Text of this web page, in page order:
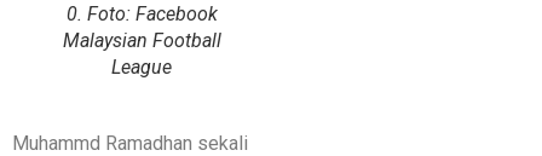
0. Foto: Facebook
Malaysian Football
League
Muhammd Ramadhan sekali